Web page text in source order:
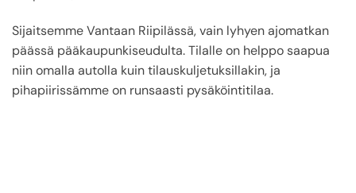
Sijaitsemme Vantaan Riipilässä, vain lyhyen ajomatkan
päässä pääkaupunkiseudulta. Tilalle on helppo saapua
niin omalla autolla kuin tilauskuljetuksillakin, ja
pihapiirissämme on runsaasti pysäköintitilaa.